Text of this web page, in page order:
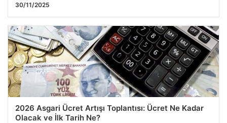
30/11/2025
2026 Asgari Ücret Artışı Toplantısı: Ücret Ne Kadar
Olacak ve İlk Tarih Ne?